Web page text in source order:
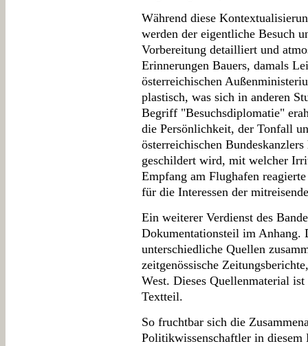
Während diese
werden der eigentliche Besuch
Vorbereitung detailliert und
Erinnerungen Bauers, damals
österreichischen
plastisch, was sich in anderen
Begriff "Besuchsdiplomatie"
die Persönlichkeit, der Tonfall
österreichischen
geschildert wird, mit welcher
Empfang am Flughafen
für die Interessen der
Ein weiterer Verdienst des
Dokumentationsteil im Anhang.
unterschiedliche Quellen
zeitgenössische
West. Dieses Quellenmaterial
Textteil.
So fruchtbar sich die
Politikwissenschaftler in diesem